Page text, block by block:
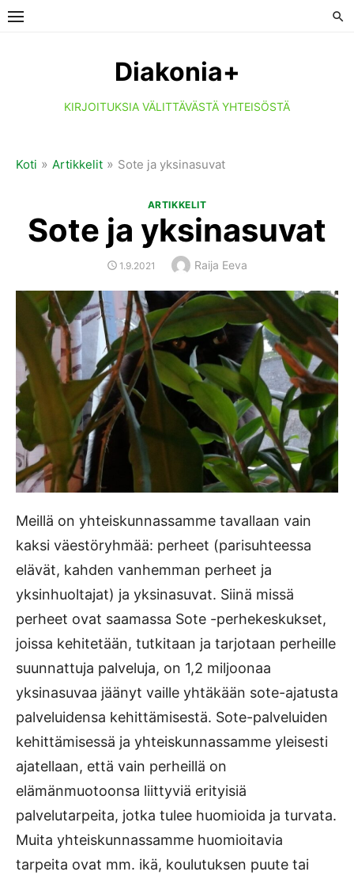
Skip
Diakonia+
KIRJOITUKSIA VÄLITTÄVÄSTÄ YHTEISÖSTÄ
Koti » Artikkelit » Sote ja yksinasuvat
ARTIKKELIT
Sote ja yksinasuvat
POSTED
1.9.2021 Author
Raija Eeva
Meillä on yhteiskunnassamme tavallaan vain
kaksi väestöryhmää: perheet (parisuhteessa
elävät, kahden vanhemman perheet ja
yksinhuoltajat) ja yksinasuvat. Siinä missä
perheet ovat saamassa Sote -perhekeskukset,
joissa kehitetään, tutkitaan ja tarjotaan perheille
suunnattuja palveluja, on 1,2 miljoonaa
yksinasuvaa jäänyt vaille yhtäkään sote-ajatusta
palveluidensa kehittämisestä. Sote-palveluiden
kehittämisessä ja yhteiskunnassamme yleisesti
ajatellaan, että vain perheillä on
elämänmuotoonsa liittyviä erityisiä
palvelutarpeita, jotka tulee huomioida ja turvata.
Muita yhteiskunnassamme huomioitavia
tarpeita ovat mm. ikä, koulutuksen puute tai